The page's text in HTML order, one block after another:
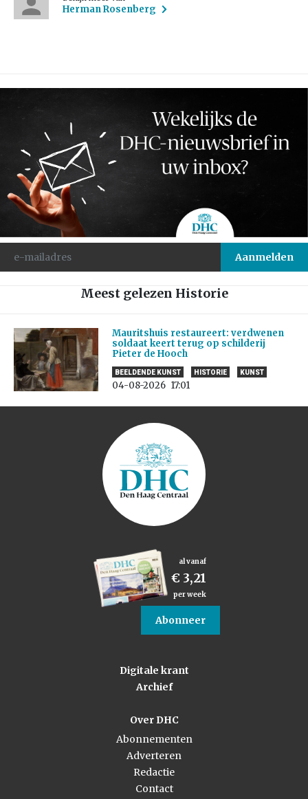
Herman Rosenberg
Meest gelezen Historie
Mauritshuis restaureert: verdwenen
soldaat keert terug op schilderij
Pieter de Hooch
BEELDENDE KUNST HISTORIE KUNST
04-08-2026 17:01
al vanaf
€ 3,21
per week
Abonneer
Digitale krant
Archief
Over DHC
Abonnementen
Adverteren
Redactie
Contact